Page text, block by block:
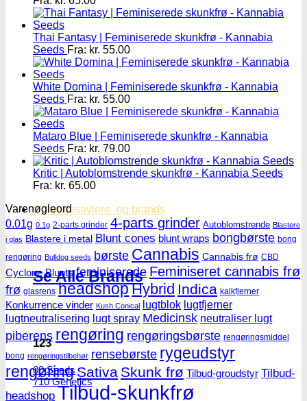
Cannabisavlere -og brands
Se Alle Brands
123
00 Seeds
710 Genetics
Thai Fantasy | Feminiserede skunkfrø - Kannabia
Seeds Fra: kr. 55.00
White Domina | Feminiserede skunkfrø - Kannabia
Seeds Fra: kr. 55.00
Mataro Blue | Feminiserede skunkfrø - Kannabia
Seeds Fra: kr. 79.00
Kritic | Autoblomstrende skunkfrø - Kannabia Seeds
Fra: kr. 65.00
Varenøgleord
0.01g 0.1g 2-parts grinder 4-parts grinder Autoblomstrende Blastere
i glas Blastere i metal Blunt cones blunt wraps bongbørste bong
rengøring Bulldog seeds børste Cannabis Cannabis frø CBD
Cyclone Blunts feminiserede Feminiseret cannabis frø
frø glasrens headshopHybrid Indica kalkfjerner
Konkurrence vinder Kush Conical lugtblok lugtfjerner
lugtneutralisering lugt spray Medicinsk neutraliser lugt
piberens rengøring rengøringsbørste rengøringsmiddel
bong rengøringstilbehør rensebørste rygeudstyr
rengøring Sativa Skunk frø Tilbud-groudstyr Tilbud-
headshop Tilbud-skunkfrø